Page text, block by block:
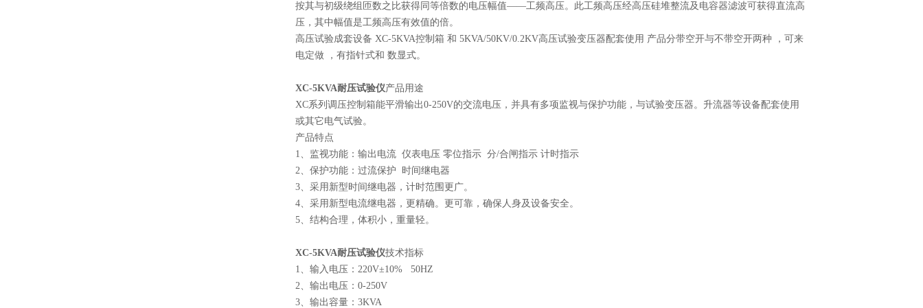
按其与初级绕组匝数之比获得同等倍数的电压幅值――工频高压。此工频高压经高压硅堆整流及电容器滤波可获得直流高
压，其中幅值是工频高压有效值的倍。
高压试验成套设备 XC-5KVA控制箱 和 5KVA/50KV/0.2KV高压试验变压器配套使用 产品分带空开与不带空开两种 ，可来
电定做 ，有指针式和 数显式。
XC-5KVA耐压试验仪产品用途
XC系列调压控制箱能平滑输出0-250V的交流电压，并具有多项监视与保护功能，与试验变压器。升流器等设备配套使用
或其它电气试验。
产品特点
1、监视功能：输出电流 仪表电压 零位指示 分/合闸指示 计时指示
2、保护功能：过流保护 时间继电器
3、采用新型时间继电器，计时范围更广。
4、采用新型电流继电器，更精确。更可靠，确保人身及设备安全。
5、结构合理，体积小，重量轻。
XC-5KVA耐压试验仪技术指标
1、输入电压：220V±10% 50HZ
2、输出电压：0-250V
3、输出容量：3KVA